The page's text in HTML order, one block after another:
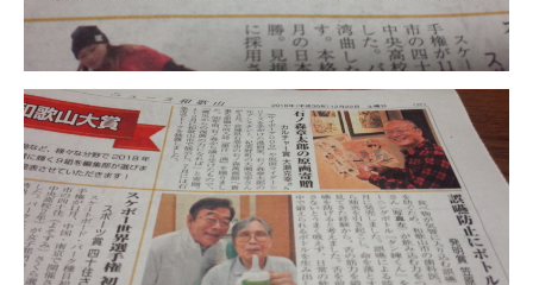
ショップ
電話する